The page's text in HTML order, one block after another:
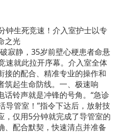
钟生死竞速！介入室护士以专
之光
寂静，35岁前壁心梗患者命悬
速就此拉开序幕。介入室全体
接的配合、精准专业的操作和
筑起生命防线。一、极速响
话铃声就是冲锋的号角。“急诊
导管室！”指令下达后，放射技
，仅用5分钟就完成了导管室的
、配合默契，快速清点并准备